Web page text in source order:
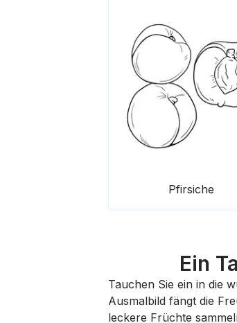
Pfirsiche
Ein
Tauchen Sie ein in die
Ausmalbild fängt die
leckere Früchte